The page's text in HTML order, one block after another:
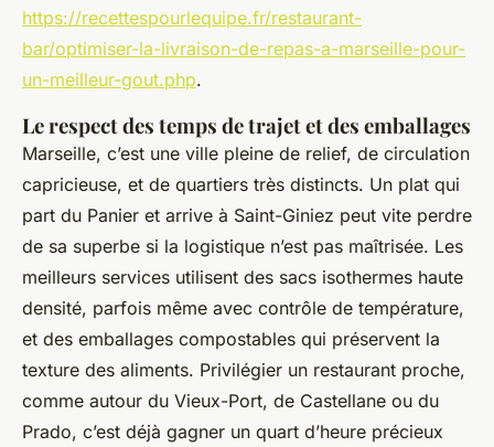
https://recettespourlequipe.fr/restaurant-
bar/optimiser-la-livraison-de-repas-a-marseille-pour-
un-meilleur-gout.php.
Le respect des temps de trajet et des emballages
Marseille, c’est une ville pleine de relief, de circulation
capricieuse, et de quartiers très distincts. Un plat qui
part du Panier et arrive à Saint-Giniez peut vite perdre
de sa superbe si la logistique n’est pas maîtrisée. Les
meilleurs services utilisent des sacs isothermes haute
densité, parfois même avec contrôle de température,
et des emballages compostables qui préservent la
texture des aliments. Privilégier un restaurant proche,
comme autour du Vieux-Port, de Castellane ou du
Prado, c’est déjà gagner un quart d’heure précieux